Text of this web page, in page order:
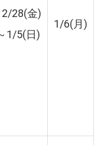
28(金)
1/5(日)
1/6(月)